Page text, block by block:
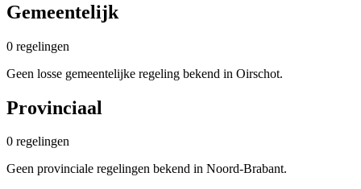
Gemeentelijk
0 regelingen
Geen losse gemeentelijke regeling bekend in Oirschot.
Provinciaal
0 regelingen
Geen provinciale regelingen bekend in Noord-Brabant.